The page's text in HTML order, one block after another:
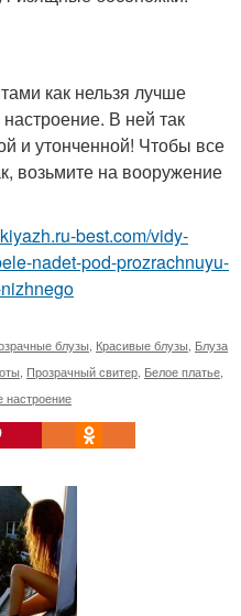
как нельзя лучше
В ней так
и утонченной! Чтобы все
возьмите на вооружение
best.com/vidy-
nadet-pod-prozrachnuyu-
блузы, Красивые блузы, Блуза
, Прозрачный свитер, Белое платье,
настроение